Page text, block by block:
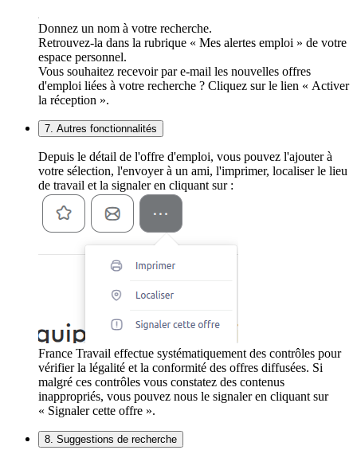
Donnez un nom à votre recherche.
Retrouvez-la dans la rubrique « Mes alertes emploi » de votre
espace personnel.
Vous souhaitez recevoir par e-mail les nouvelles offres
d'emploi liées à votre recherche ? Cliquez sur le lien « Activer
la réception ».
7. Autres fonctionnalités
Depuis le détail de l'offre d'emploi, vous pouvez l'ajouter à
votre sélection, l'envoyer à un ami, l'imprimer, localiser le lieu
de travail et la signaler en cliquant sur :
France Travail effectue systématiquement des contrôles pour
vérifier la légalité et la conformité des offres diffusées. Si
malgré ces contrôles vous constatez des contenus
inappropriés, vous pouvez nous le signaler en cliquant sur
« Signaler cette offre ».
8. Suggestions de recherche